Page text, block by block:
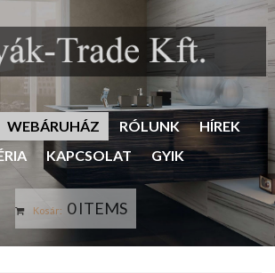
WEBÁRUHÁZ RÓLUNK
HÍREK
KAPCSOLAT GYIK
Kosár: 0 ITEMS